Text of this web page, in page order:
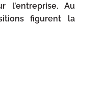
l’entreprise. Au
figurent la